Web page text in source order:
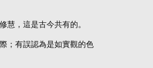
慧，這是古今共有的。
；有誤認為是如實觀的色